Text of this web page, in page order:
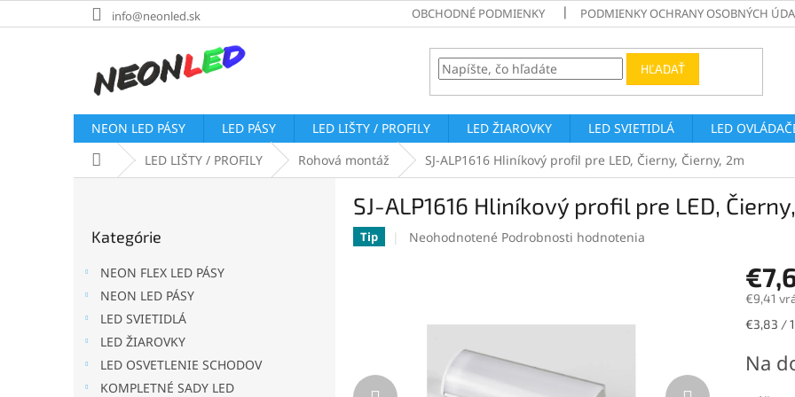
na
info@neonled.sk OBCHODNÉ PODMIENKY PODMIENKY OCHRANY OSOBNÝCH
HĽADAŤ
NEON LED PÁSY LED PÁSY LED LIŠTY / PROFILY LED ŽIAROVKY LED SVIETIDLÁ LED
DomovLED LIŠTY / PROFILY Rohová montáž SJ-ALP1616 Hliníkový profil pre LED, Čierny, Čierny, 2m
kategórie
Kategórie
NEON FLEX LED PÁSY
NEON LED PÁSY
LED SVIETIDLÁ
LED ŽIAROVKY
LED OSVETLENIE SCHODOV
KOMPLETNÉ SADY LED
SJ-ALP1616 Hliníkový profil pre LED,
Tip
Priemerné
hviezdičiek.
Neohodnotené Podrobnosti hodnotenia
€9,41
€3,83 /
Na